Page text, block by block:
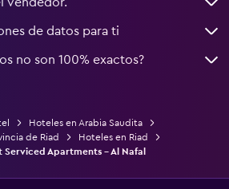
de datos para ti
no son 100% exactos?
Hoteles en Arabia Saudita
de Riad
Hoteles en Riad
Serviced Apartments - Al Nafal